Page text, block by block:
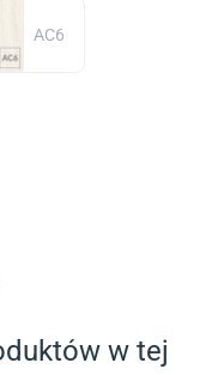
AC6
w tej